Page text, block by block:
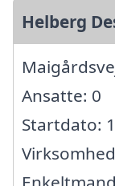
Helberg
Ansatte: 0
Startdato: